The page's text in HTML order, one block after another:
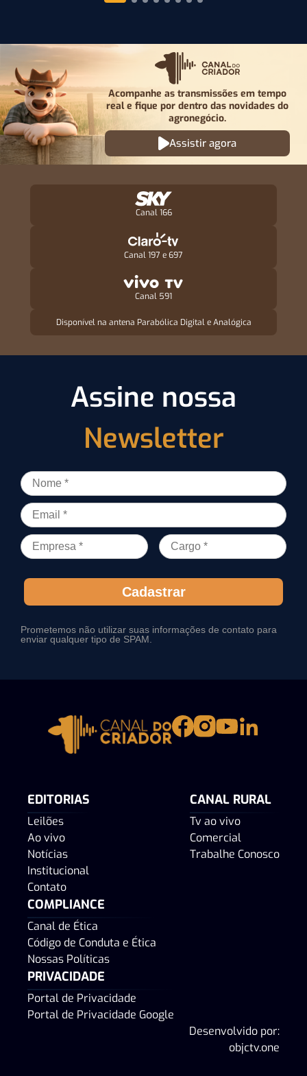
Acompanhe as transmissões em tempo
real e fique pordentro das novidades do
agronegócio.
Assistir agora
Canal 166
Canal 197 e 697
Canal 591
Disponível na antena Parabólica Digital e Analógica
Assine nossa
Newsletter
Cadastrar
Prometemos não utilizar suas informações de contato para
enviar qualquer tipo de SPAM.
EDITORIAS
Leilões
Ao vivo
Notícias
Institucional
Contato
CANAL RURAL
Tv ao vivo
Comercial
Trabalhe Conosco
COMPLIANCE
Canal de Ética
Código de Conduta e Ética
Nossas Políticas
PRIVACIDADE
Portal de Privacidade
Portal de Privacidade Google
Desenvolvido por:
objctv.one